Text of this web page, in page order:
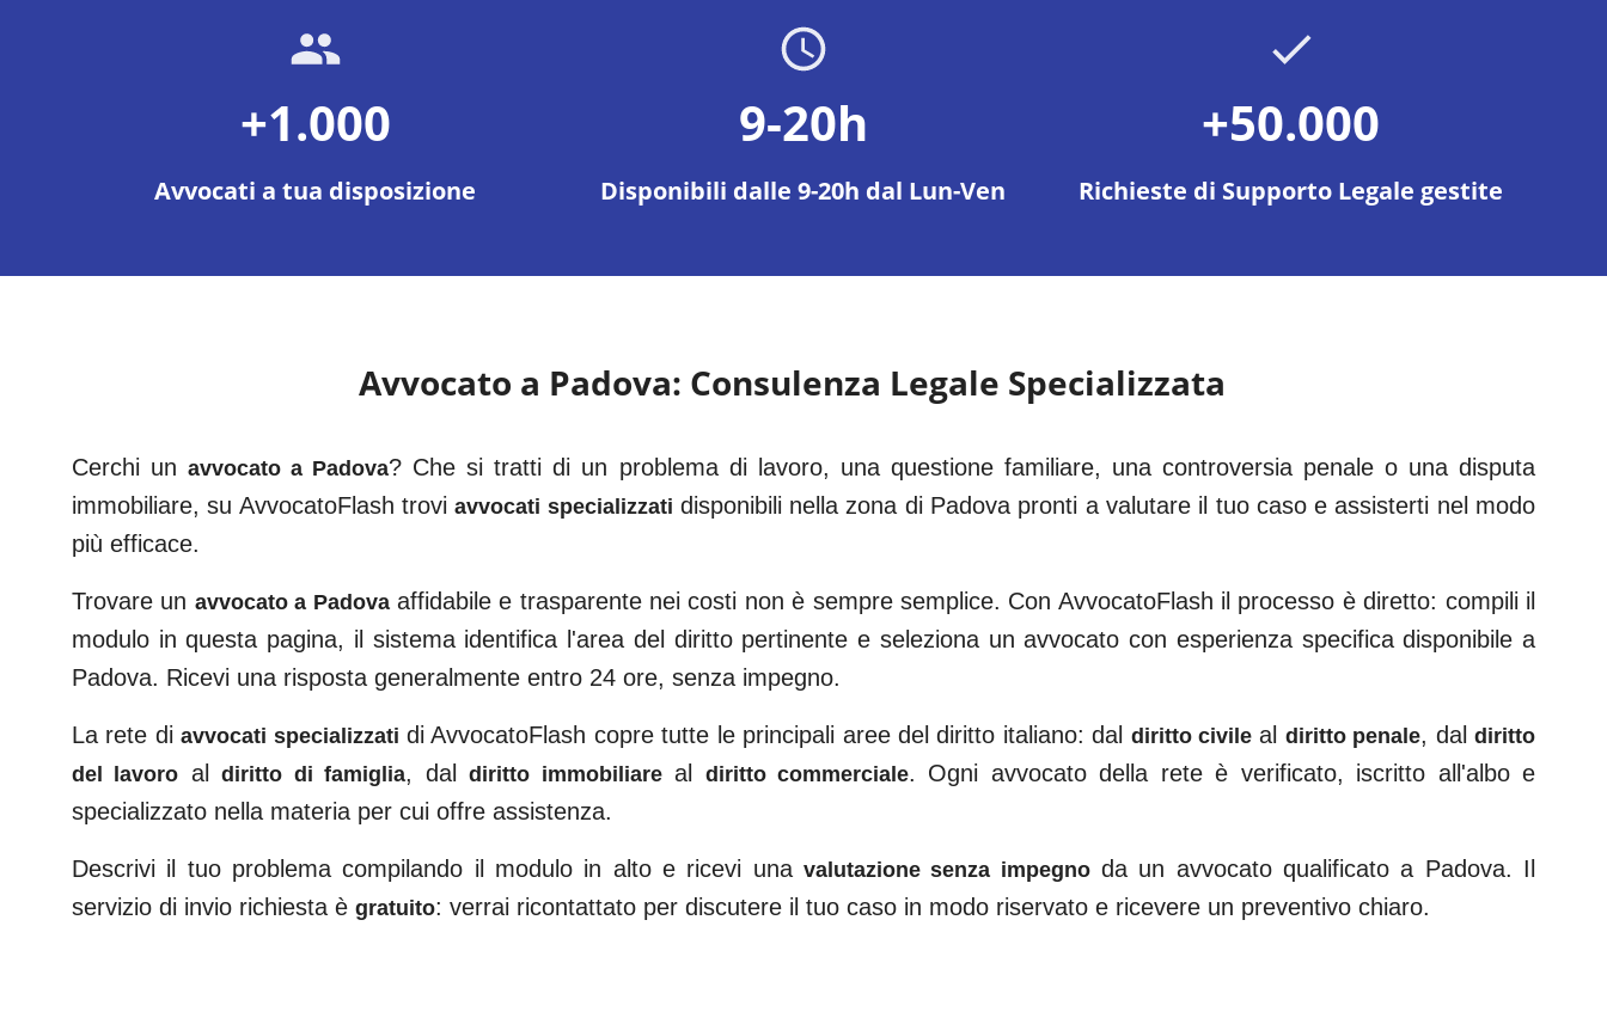
+1.000
Avvocati a tua disposizione
9-20h
Disponibili dalle 9-20h dal Lun-Ven
+50.000
Richieste di Supporto Legale gestite
Avvocato a Padova: Consulenza Legale Specializzata
Cerchi unavvocato a Padova? Che si tratti di un problema di lavoro, una questione familiare, una controversia penale o una disputa
immobiliare, su AvvocatoFlash trovi avvocati specializzati disponibili nella zona di Padova pronti a valutare il tuo caso e assisterti nel modo
più efficace.
Trovare un avvocato a Padova affidabile e trasparente nei costi non è sempre semplice. Con AvvocatoFlash il processo è diretto: compili il
modulo in questa pagina, il sistema identifica l'area del diritto pertinente e seleziona un avvocato con esperienza specifica disponibile a
Padova. Ricevi una risposta generalmente entro 24 ore, senza impegno.
La rete diavvocati specializzati di AvvocatoFlash copre tutte le principali aree del diritto italiano: dal diritto civile al diritto penale, dal diritto
del lavoro al diritto di famiglia, dal diritto immobiliareal diritto commerciale. Ogni avvocato della rete è verificato, iscritto all'albo e
specializzato nella materia per cui offre assistenza.
Descrivi il tuo problema compilando il modulo in alto e ricevi una valutazione senza impegnoda un avvocato qualificato a Padova. Il
servizio di invio richiesta è gratuito: verrai ricontattato per discutere il tuo caso in modo riservato e ricevere un preventivo chiaro.